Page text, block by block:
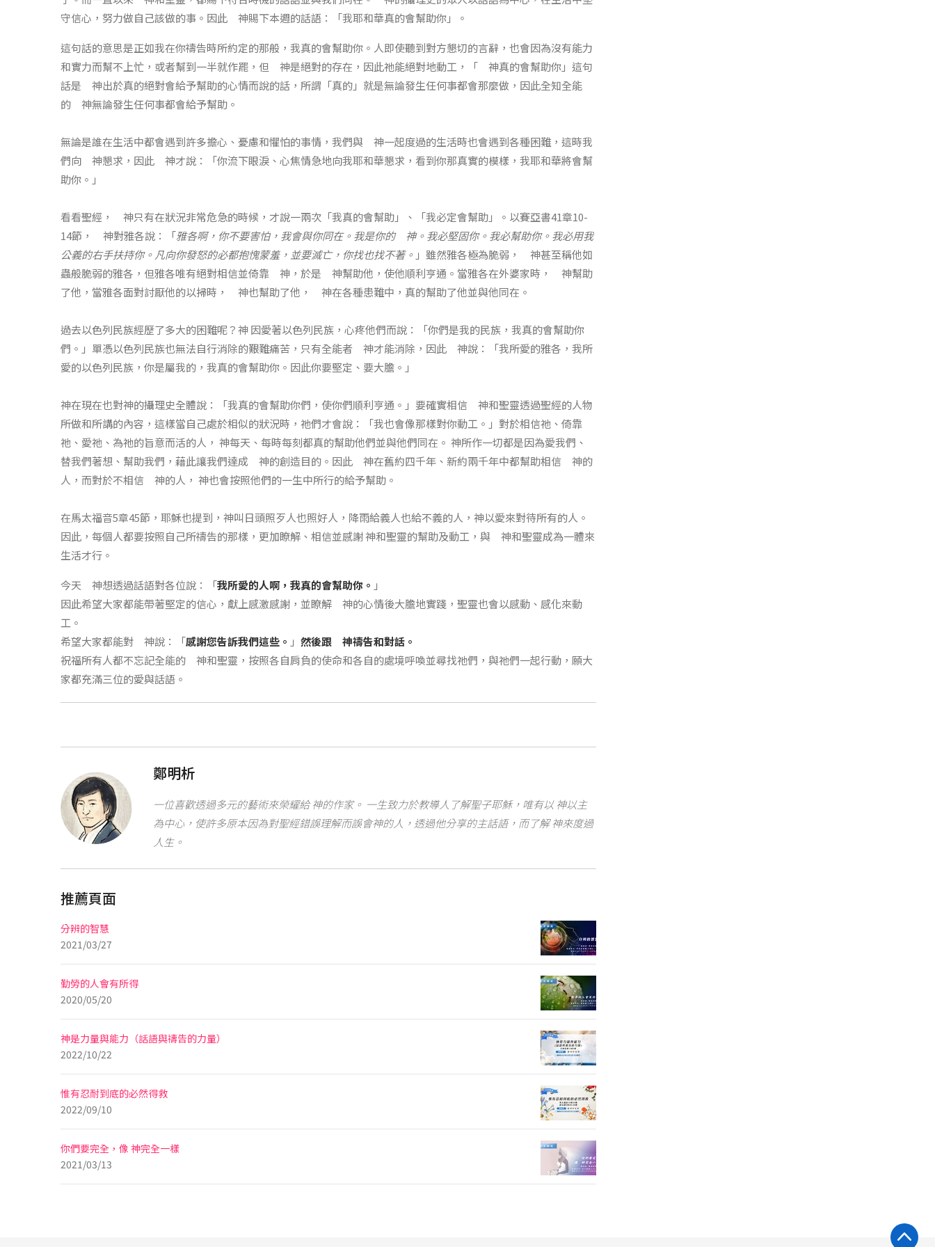
守信心，努力做自己該做的事。因此 神賜下本週的話語：「我耶和華真的會幫助你」。
這句話的意思是正如我在你禱告時所約定的那般，我真的會幫助你。人即使聽到對方懇切的言辭，也會因為沒有能力
和實力而幫不上忙，或者幫到一半就作罷，但 神是絕對的存在，因此祂能絕對地動工，「 神真的會幫助你」這句
話是 神出於真的絕對會給予幫助的心情而說的話，所謂「真的」就是無論發生任何事都會那麼做，因此全知全能
的 神無論發生任何事都會給予幫助。
無論是誰在生活中都會遇到許多擔心、憂慮和懼怕的事情，我們與 神一起度過的生活時也會遇到各種困難，這時我
們向 神懇求，因此 神才說：「你流下眼淚、心焦情急地向我耶和華懇求，看到你那真實的模樣，我耶和華將會幫
助你。」
看看聖經， 神只有在狀況非常危急的時候，才說一兩次「我真的會幫助」、「我必定會幫助」。以賽亞書41章10-
14節， 神對雅各說：「雅各啊，你不要害怕，我會與你同在。我是你的 神。我必堅固你。我必幫助你。我必用我
公義的右手扶持你。凡向你發怒的必都抱愧蒙羞，並要滅亡，你找也找不著。 」雖然雅各極為脆弱， 神甚至稱他如
蟲般脆弱的雅各，但雅各唯有絕對相信並倚靠 神，於是 神幫助他，使他順利亨通。當雅各在外婆家時， 神幫助
了他，當雅各面對討厭他的以掃時， 神也幫助了他， 神在各種患難中，真的幫助了他並與他同在。
過去以色列民族經歷了多大的困難呢？神 因愛著以色列民族，心疼他們而說：「你們是我的民族，我真的會幫助你
們。」單憑以色列民族也無法自行消除的艱難痛苦，只有全能者 神才能消除，因此 神說：「我所愛的雅各，我所
愛的以色列民族，你是屬我的，我真的會幫助你。因此你要堅定、要大膽。」
神在現在也對神的攝理史全體說：「我真的會幫助你們，使你們順利亨通。」要確實相信 神和聖靈透過聖經的人物
所做和所講的內容，這樣當自己處於相似的狀況時，祂們才會說：「我也會像那樣對你動工。」對於相信祂、倚靠
祂、愛祂、為祂的旨意而活的人， 神每天、每時每刻都真的幫助他們並與他們同在。 神所作一切都是因為愛我們、
替我們著想、幫助我們，藉此讓我們達成 神的創造目的。因此 神在舊約四千年、新約兩千年中都幫助相信 神的
人，而對於不相信 神的人， 神也會按照他們的一生中所行的給予幫助。
在馬太福音5章45節，耶穌也提到，神叫日頭照歹人也照好人，降雨給義人也給不義的人，神以愛來對待所有的人。
因此，每個人都要按照自己所禱告的那樣，更加瞭解、相信並感謝 神和聖靈的幫助及動工，與 神和聖靈成為一體來
生活才行。
今天 神想透過話語對各位說：「我所愛的人啊，我真的會幫助你。 」
因此希望大家都能帶著堅定的信心，獻上感激感謝，並瞭解 神的心情後大膽地實踐，聖靈也會以感動、感化來動
工。
希望大家都能對 神說：「感謝您告訴我們這些。 」 然後跟 神禱告和對話。
祝福所有人都不忘記全能的 神和聖靈，按照各自肩負的使命和各自的處境呼喚並尋找祂們，與祂們一起行動，願大
家都充滿三位的愛與話語。
鄭明析
一位喜歡透過多元的藝術來榮耀給 神的作家。 一生致力於教導人了解聖子耶穌，唯有以 神以主
為中心，使許多原本因為對聖經錯誤理解而誤會神的人，透過他分享的主話語，而了解 神來度過
人生。
推薦頁面
分辨的智慧
2021/03/27
勤勞的人會有所得
2020/05/20
神是力量與能力（話語與禱告的力量）
2022/10/22
惟有忍耐到底的必然得救
2022/09/10
你們要完全，像 神完全一樣
2021/03/13